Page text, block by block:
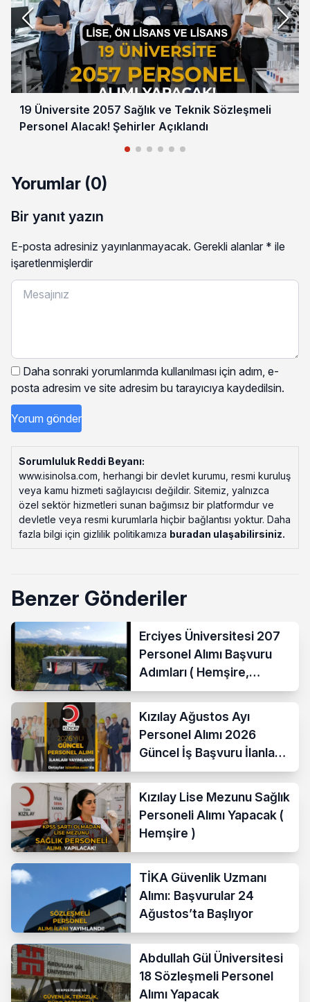
19 Üniversite 2057 Sağlık ve Teknik Sözleşmeli
Personel Alacak! Şehirler Açıklandı
Yorumlar (0)
Bir yanıt yazın
E-posta adresiniz yayınlanmayacak. Gerekli alanlar * ile
işaretlenmişlerdir
Daha sonraki yorumlarımda kullanılması için adım, e-
posta adresim ve site adresim bu tarayıcıya kaydedilsin.
Sorumluluk Reddi Beyanı:
www.isinolsa.com, herhangi bir devlet kurumu, resmi kuruluş
veya kamu hizmeti sağlayıcısı değildir. Sitemiz, yalnızca
özel sektör hizmetleri sunan bağımsız bir platformdur ve
devletle veya resmi kurumlarla hiçbir bağlantısı yoktur. Daha
fazla bilgi için gizlilik politikamıza buradan ulaşabilirsiniz.
Benzer Gönderiler
Erciyes Üniversitesi 207
Personel Alımı Başvuru
Adımları ( Hemşire,
Temizlik Personeli )
Kızılay Ağustos Ayı
Personel Alımı 2026
Güncel İş Başvuru İlanları
Yayımladı!
Kızılay Lise Mezunu Sağlık
Personeli Alımı Yapacak (
Hemşire )
TİKA Güvenlik Uzmanı
Alımı: Başvurular 24
Ağustos’ta Başlıyor
Abdullah Gül Üniversitesi
18 Sözleşmeli Personel
Alımı Yapacak